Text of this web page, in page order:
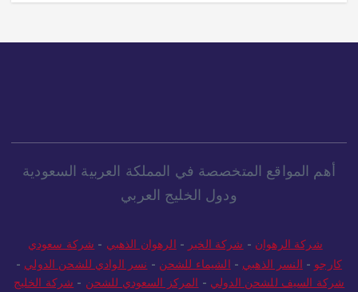
أهم المواقع المتخصصة في المملكة العربية السعودية
ودول الخليج العربي
شركة الرهوان - شركة الخير - الرهوان الذهبي - شركة سعودي
كارجو - النسر الذهبي - الشيماء للشحن - نسر الوادي للشحن الدولي -
شركة السيف للشحن الدولي - المركز السعودي للشحن - شركة الخليج